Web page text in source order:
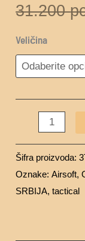
31.200
Veličina
Šifra proizvoda:
Oznake:Airsoft,
SRBIJA,tactical